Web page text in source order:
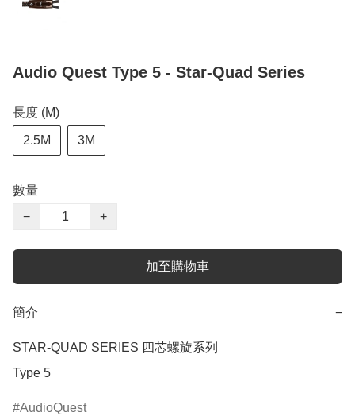
Audio Quest Type 5 - Star-Quad Series
長度 (M)
2.5M 3M
數量
−
+
加至購物車
簡介 −
STAR-QUAD SERIES 四芯螺旋系列
Type 5
AudioQuest